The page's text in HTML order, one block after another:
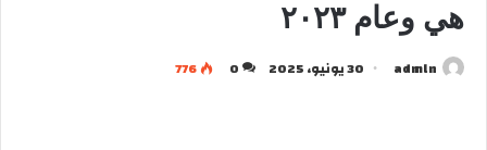
هي وعام ٢٠٢٣
admln 30 يونيو، 2025 0
776